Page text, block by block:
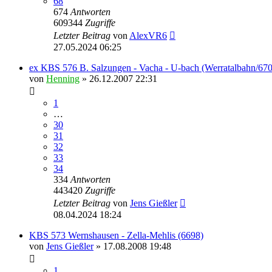
674 Antworten
609344 Zugriffe
Letzter Beitrag von AlexVR6
27.05.2024 06:25
ex KBS 576 B. Salzungen - Vacha - U-bach (Werratalbahn/
von Henning » 26.12.2007 22:31
1
…
30
31
32
33
34
334 Antworten
443420 Zugriffe
Letzter Beitrag von Jens Gießler
08.04.2024 18:24
KBS 573 Wernshausen - Zella-Mehlis (6698)
von Jens Gießler» 17.08.2008 19:48